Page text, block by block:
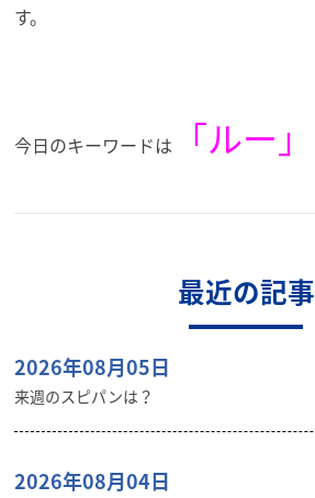
す。
今日のキーワードは 「ルー」
最近の記事
2026年08月05日
来週のスピパンは？
2026年08月04日